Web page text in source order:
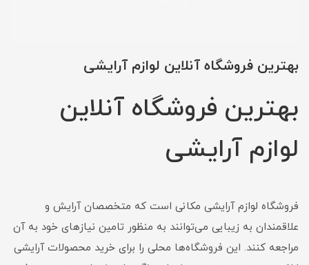
بهترین فروشگاه آنلاین لوازم آرایشی
بهترین فروشگاه آنلاین
لوازم آرایشی
فروشگاه لوازم آرایشی مکانی است که متخصصان آرایش و
علاقمندان به زیبایی می‌توانند به منظور تامین نیازهای خود به آن
مراجعه کنند. این فروشگاه‌ها محلی را برای خرید محصولات آرایشی